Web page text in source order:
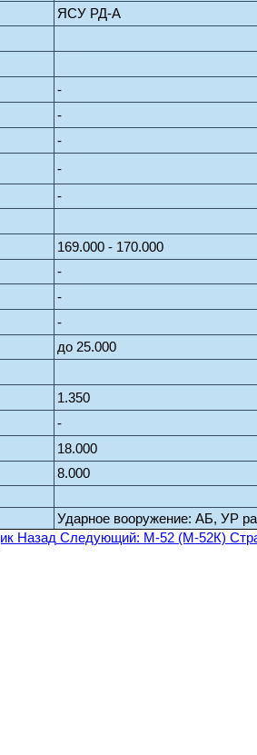
ЯСУ РД-А
-
-
-
-
-
169.000 - 170.000
-
-
-
до 25.000
1.350
-
18.000
8.000
Ударное вооружение: АБ, УР
Назад Следующий: М-52 (М-52К)